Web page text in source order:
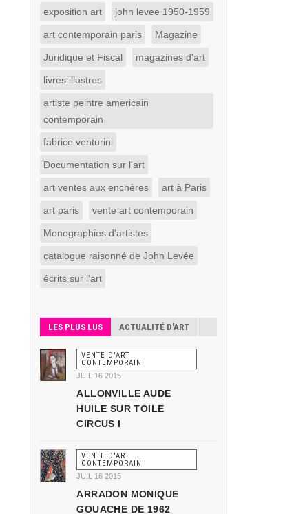
exposition art john levee 1950-1959
art contemporain paris Magazine
Juridique et Fiscal magazines d'art
livres illustres
artiste peintre americain
contemporain
fabrice venturini
Documentation sur l'art
art ventes aux enchères art à Paris
art paris vente art contemporain
Monographies d'artistes
catalogue raisonné de John Levée
écrits sur l'art
LES PLUS LUS ACTUALITÉ D'ART
VENTE D'ART
CONTEMPORAIN
JUIL 16 2015
ALLONVILLE AUDE
HUILE SUR TOILE
CIRCUS I
VENTE D'ART
CONTEMPORAIN
JUIL 16 2015
ARRADON MONIQUE
GOUACHE DE 1962